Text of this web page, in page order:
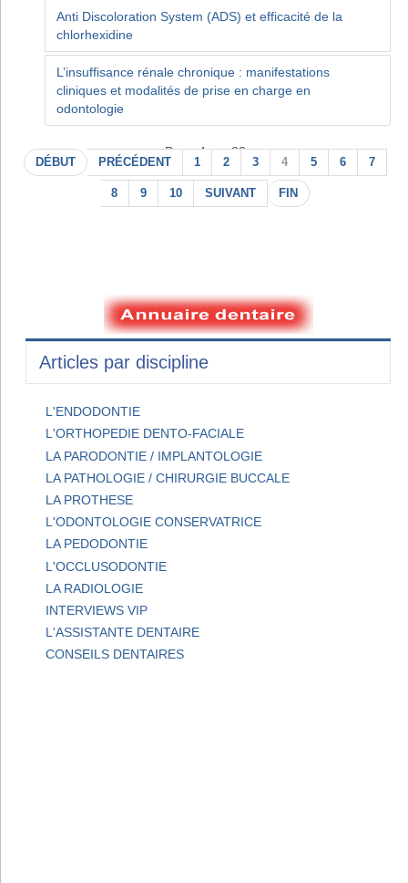
Anti Discoloration System (ADS) et efficacité de la
chlorhexidine
L’insuffisance rénale chronique : manifestations
cliniques et modalités de prise en charge en
odontologie
Page 4 sur 22
DÉBUT PRÉCÉDENT 1 2 3 4 5 6 7
8 9 10 SUIVANT FIN
Articles par discipline
L'ENDODONTIE
L'ORTHOPEDIE DENTO-FACIALE
LA PARODONTIE / IMPLANTOLOGIE
LA PATHOLOGIE / CHIRURGIE BUCCALE
LA PROTHESE
L'ODONTOLOGIE CONSERVATRICE
LA PEDODONTIE
L'OCCLUSODONTIE
LA RADIOLOGIE
INTERVIEWS VIP
L'ASSISTANTE DENTAIRE
CONSEILS DENTAIRES